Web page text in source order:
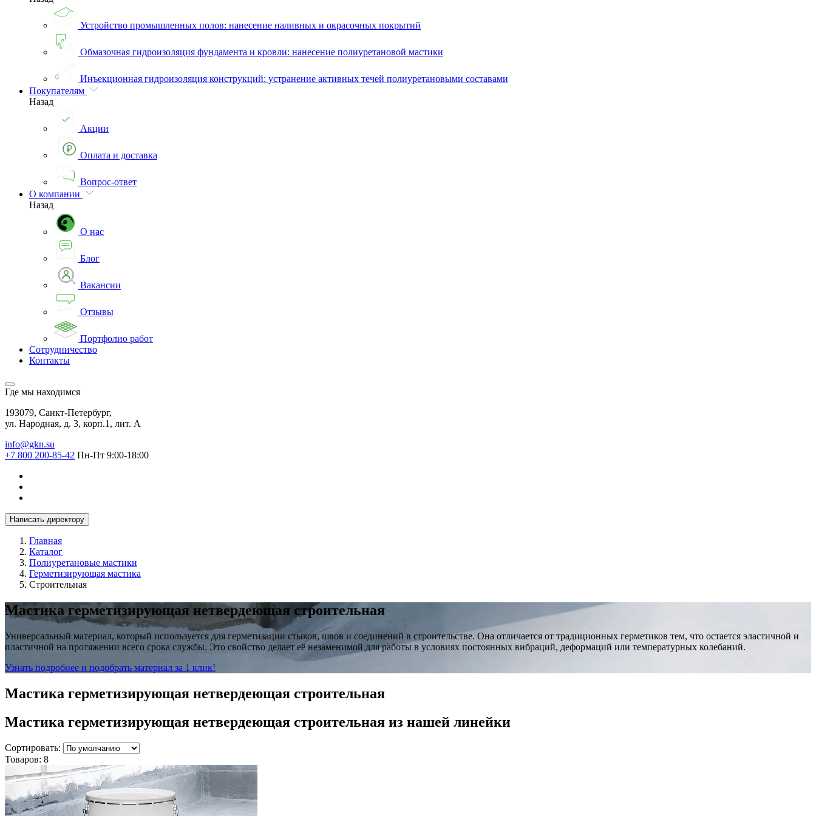
Устройство промышленных полов: нанесение наливных и окрасочных покрытий
Обмазочная гидроизоляция фундамента и кровли: нанесение полиуретановой мастики
Инъекционная гидроизоляция конструкций: устранение активных течей полиуретановыми составами
Покупателям
Назад
Акции
Оплата и доставка
Вопрос-ответ
О компании
Назад
О нас
Блог
Вакансии
Отзывы
Портфолио работ
Сотрудничество
Контакты
Где мы находимся
193079, Санкт-Петербург,
ул. Народная, д. 3, корп.1, лит. А
info@gkn.su
+7 800 200-85-42 Пн-Пт 9:00-18:00
Написать директору
Главная
Каталог
Полиуретановые мастики
Герметизирующая мастика
Строительная
Мастика герметизирующая нетвердеющая строительная
Универсальный материал, который используется для герметизации стыков, швов и соединений в строительстве. Она отличается от традиционных герметиков тем, что остается эластичной и
пластичной на протяжении всего срока службы. Это свойство делает её незаменимой для работы в условиях постоянных вибраций, деформаций или температурных колебаний.
Узнать подробнее и подобрать материал за 1 клик!
Мастика герметизирующая нетвердеющая строительная
Мастика герметизирующая нетвердеющая строительная из нашей линейки
Сортировать:
Товаров: 8